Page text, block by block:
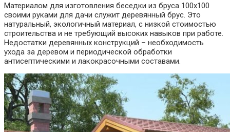
Материалом для изготовления беседки из бруса 100х100
своими руками для дачи служит деревянный брус. Это
натуральный, экологичный материал, с низкой стоимостью
строительства и не требующий высоких навыков при работе.
Недостатки деревянных конструкций – необходимость
ухода за деревом и периодической обработки
антисептическими и лакокрасочными составами.